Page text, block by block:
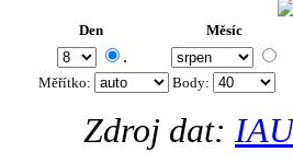
Den Měsíc
.
Měřítko: Body:
Zdroj dat: